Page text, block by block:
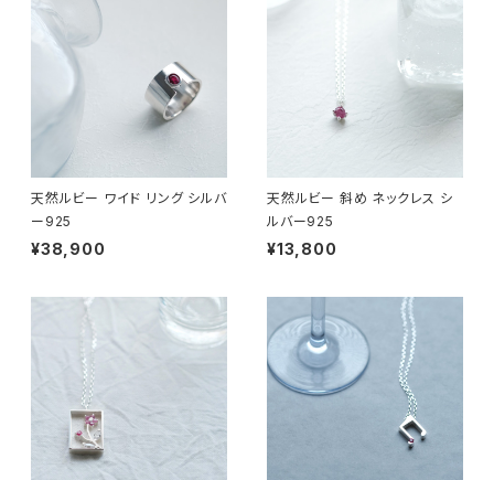
天然ルビー ワイド リング シルバ
ー925
¥38,900
天然ルビー 斜め ネックレス シ
ルバー925
¥13,800